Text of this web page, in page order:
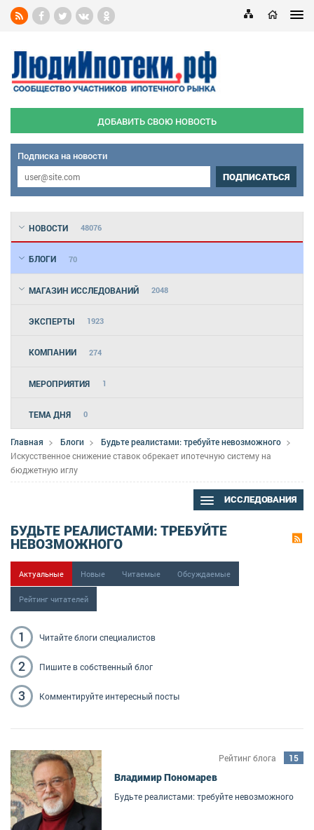
ДОБАВИТЬ СВОЮ НОВОСТЬ
Подписка на новости
ПОДПИСАТЬСЯ
НОВОСТИ 48076
БЛОГИ 70
МАГАЗИН ИССЛЕДОВАНИЙ 2048
ЭКСПЕРТЫ 1923
КОМПАНИИ 274
МЕРОПРИЯТИЯ 1
ТЕМА ДНЯ 0
Главная Блоги
Будьте реалистами: требуйте невозможного
Искусственное снижение ставок обрекает ипотечную систему на
бюджетную иглу
ИССЛЕДОВАНИЯ
БУДЬТЕ РЕАЛИСТАМИ: ТРЕБУЙТЕ
НЕВОЗМОЖНОГО
Актуальные Новые Читаемые Обсуждаемые
Рейтинг читателей
1 Читайте блоги специалистов
2 Пишитев собственный блог
3 Комментируйтеинтересный посты
Владимир Пономарев
Будьте реалистами: требуйте невозможного
Рейтинг блога 15